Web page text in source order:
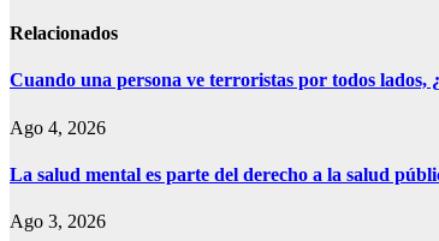
entradas
Relacionados
Cuando una persona ve terroristas por todos lados,
Ago 4, 2026
La salud mental es parte del derecho a la salud
Ago 3, 2026